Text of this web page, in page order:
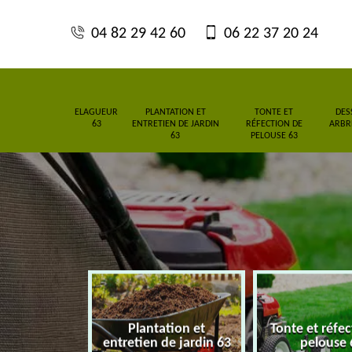
04 82 29 42 60 06 22 37 20 24
ELAGUEUR
63
PLANTATION ET
ENTRETIEN DE JARDIN
63
TONTE ET
RÉFECTION DE
PELOUSE 63
63
Plantation et
entretien de jardin 63
Tonte et
pelouse